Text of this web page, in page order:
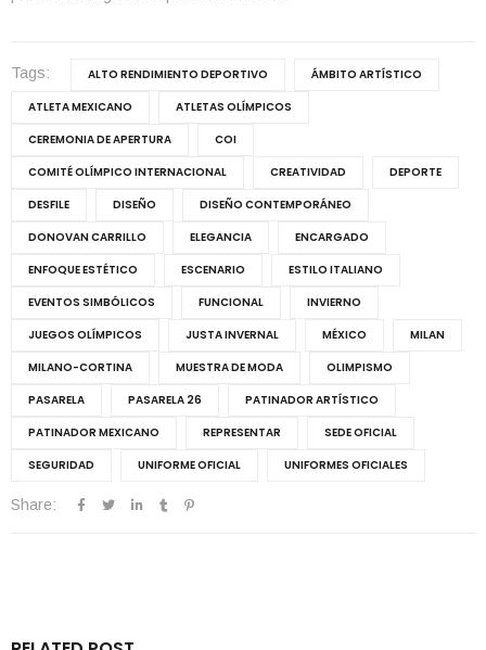
Tags: ALTO RENDIMIENTO DEPORTIVO
ÁMBITO ARTÍSTICO
ATLETA MEXICANO
ATLETAS OLÍMPICOS
CEREMONIA DE APERTURA
COI
COMITÉ OLÍMPICO INTERNACIONAL
CREATIVIDAD
DEPORTE
DESFILE
DISEÑO
DISEÑO CONTEMPORÁNEO
DONOVAN CARRILLO
ELEGANCIA
ENCARGADO
ENFOQUE ESTÉTICO
ESCENARIO
ESTILO ITALIANO
EVENTOS SIMBÓLICOS
FUNCIONAL
INVIERNO
JUEGOS OLÍMPICOS
JUSTA INVERNAL MÉXICO
MILAN
MILANO-CORTINA
MUESTRA DE MODA
OLIMPISMO
PASARELA
PASARELA 26
PATINADOR ARTÍSTICO
PATINADOR MEXICANO
REPRESENTAR
SEDE OFICIAL
SEGURIDAD
UNIFORME OFICIAL UNIFORMES OFICIALES
Share: